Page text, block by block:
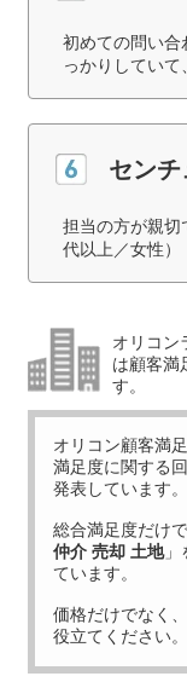
初めての問い合
っかりしていて
セン
担当の方が親切
代以上／女性）
オリコン
は顧客満
す。
オリコン顧客満
満足度に関する
発表しています。
総合満足度だけ
仲介 売却 土地」
ています。
価格だけでなく
役立てください。